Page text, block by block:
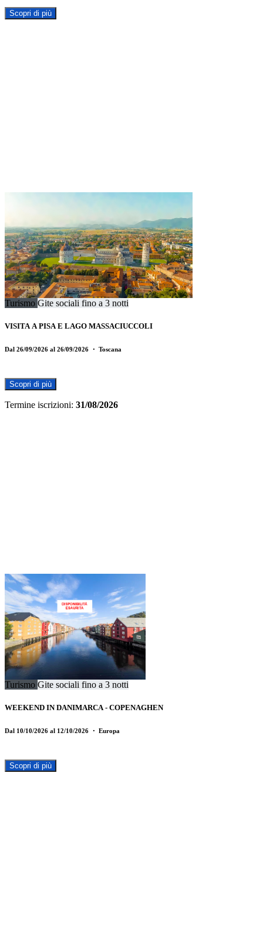
Scopri di più
Turismo Gite sociali fino a 3 notti
VISITA A PISA E LAGO MASSACIUCCOLI
Dal 26/09/2026 al 26/09/2026 ・ Toscana
Scopri di più
Termine iscrizioni: 31/08/2026
Turismo Gite sociali fino a 3 notti
WEEKEND IN DANIMARCA - COPENAGHEN
Dal 10/10/2026 al 12/10/2026 ・ Europa
Scopri di più